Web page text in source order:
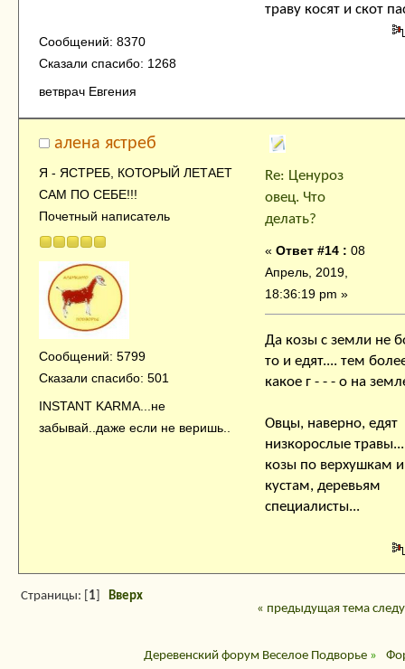
Сообщений: 8370
Сказали спасибо: 1268
ветврач Евгения
траву косят и скот
алена ястреб
Я - ЯСТРЕБ, КОТОРЫЙ ЛЕТАЕТ
САМ ПО СЕБЕ!!!
Почетный написатель
Сообщений: 5799
Сказали спасибо: 501
INSTANT KARMA...не
забывай..даже если не веришь..
Re: Ценуроз
овец. Что
делать?
« Ответ #14 : 08
Апрель, 2019,
18:36:19 pm »
Да козы с земли не
то и едят.... тем
какое г - - - о на
Овцы, наверно, едят
низкорослые
козы по верхушкам
кустам, деревьям
специалисты...
Страницы: [ 1
Вверх
« предыдущая тема
Деревенский форум Веселое Подворье»